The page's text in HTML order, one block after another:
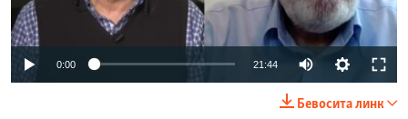
0:00 21:44
Бевосита линк